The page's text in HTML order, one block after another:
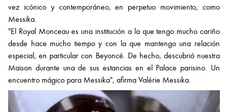
vez icónico y contemporáneo, en perpetuo movimiento, como
Messika.
"El Royal Monceau es una institución a la que tengo mucho cariño
desde hace mucho tiempo y con la que mantengo una relación
especial, en particular con Beyoncé. De hecho, descubrió nuestra
Maison durante una de sus estancias en el Palace parisino. Un
encuentro mágico para Messika", afirma Valérie Messika.